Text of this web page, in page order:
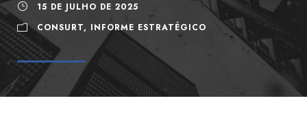
15 DE JULHO DE 2025
CONSURT, INFORME ESTRATÉGICO